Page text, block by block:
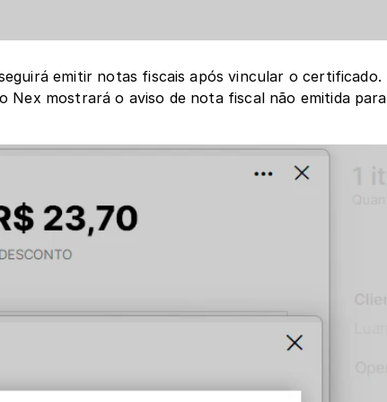
emitir notas fiscais após vincular o certificado.
mostrará o aviso de nota fiscal não emitida para